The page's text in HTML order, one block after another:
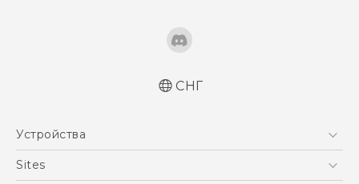
Русский - Руководство пользователя
СНГ
Устройства
5G
Sites